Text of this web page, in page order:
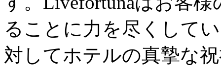
ることに力を尽くして
対してホテルの真摯な